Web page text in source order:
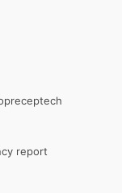
report